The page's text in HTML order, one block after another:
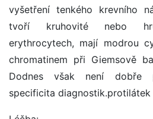
vyšetření tenkého krevního
tvoří kruhovité nebo
erythrocytech, mají modrou
chromatinem při Giemsově
Dodnes však není dobře
specificita diagnostik.protilátek